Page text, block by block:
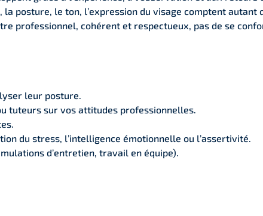
posture, le ton, l’expression du visage comptent autant
professionnel, cohérent et respectueux, pas de se
leur posture.
tuteurs sur vos attitudes professionnelles.
du stress, l’intelligence émotionnelle ou l’assertivité.
d’entretien, travail en équipe).